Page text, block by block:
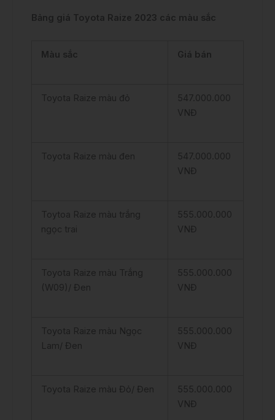
Bảng giá Toyota Raize 2023 các màu sắc
Màu sắc Giá bán
Toyota Raize màu đỏ
547.000.000
VNĐ
Toyota Raize màu đen
547.000.000
VNĐ
Toytoa Raize màu trắng
ngọc trai
555.000.000
VNĐ
Toyota Raize màu Trắng
(W09)/ Đen
555.000.000
VNĐ
Toyota Raize màu Ngọc
Lam/ Đen
555.000.000
VNĐ
Toyota Raize màu Đỏ/ Đen
555.000.000
VNĐ